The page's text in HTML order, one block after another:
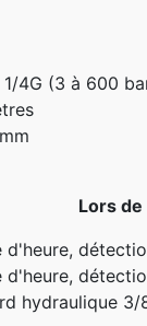
4G (3 à 600
Lors
d'heure,
d'heure,
hydraulique 3/